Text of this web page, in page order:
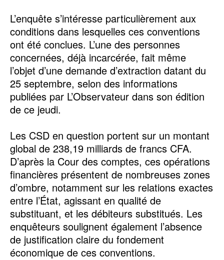
L’enquête s’intéresse particulièrement aux
conditions dans lesquelles ces conventions
ont été conclues. L’une des personnes
concernées, déjà incarcérée, fait même
l’objet d’une demande d’extraction datant du
25 septembre, selon des informations
publiées par L’Observateur dans son édition
de ce jeudi.
Les CSD en question portent sur un montant
global de 238,19 milliards de francs CFA.
D’après la Cour des comptes, ces opérations
financières présentent de nombreuses zones
d’ombre, notamment sur les relations exactes
entre l’État, agissant en qualité de
substituant, et les débiteurs substitués. Les
enquêteurs soulignent également l’absence
de justification claire du fondement
économique de ces conventions.